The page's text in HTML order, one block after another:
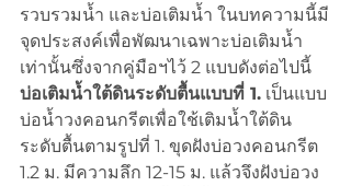
รวบรวมน้ำ และบ่อเติมน้ำ ในบทความนี้มี
จุดประสงค์เพื่อพัฒนาเฉพาะบ่อเติมน้ำ
เท่านั้นซึ่งจากคู่มือฯไว้ 2 แบบดังต่อไปนี้
บ่อเติมน้ำใต้ดินระดับตื้นแบบที่ 1. เป็นแบบ
บ่อน้ำวงคอนกรีตเพื่อใช้เติมน้ำใต้ดิน
ระดับตื้นตามรูปที่ 1. ขุดฝังบ่อวงคอนกรีต
1.2 ม. มีความลึก 12-15 ม. แล้วจึงฝังบ่อวง